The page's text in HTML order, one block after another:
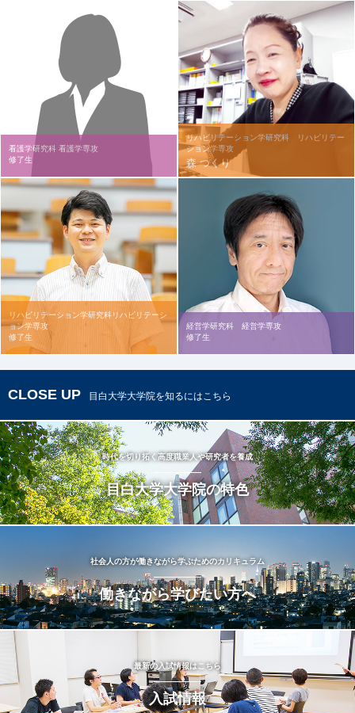
看護学研究科 看護学専攻
修了生
リハビリテーション学研究科 リハビリテー
ション学専攻
森 つくり
リハビリテーション学研究科リハビリテーシ
ョン学専攻
修了生
経営学研究科 経営学専攻
修了生
CLOSE UP 目白大学大学院を知るにはこちら
時代を切り拓く高度職業人や研究者を養成
目白大学大学院の特色
社会人の方が働きながら学ぶためのカリキュラム
働きながら学びたい方へ
最新の入試情報はこちら
入試情報